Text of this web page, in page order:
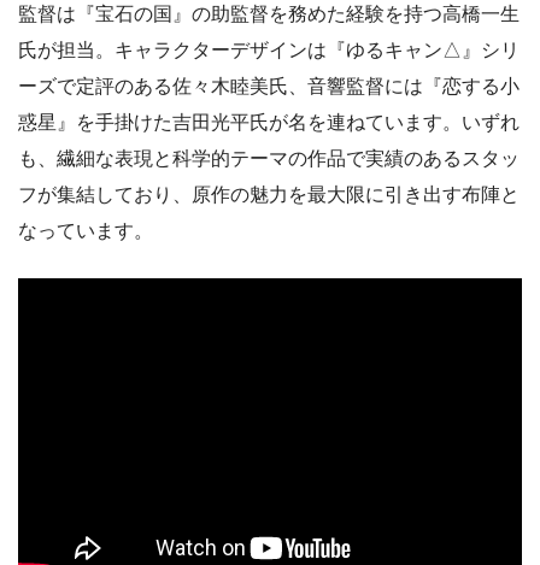
監督は『宝石の国』の助監督を務めた経験を持つ高橋一生
氏が担当。キャラクターデザインは『ゆるキャン△』シリ
ーズで定評のある佐々木睦美氏、音響監督には『恋する小
惑星』を手掛けた吉田光平氏が名を連ねています。いずれ
も、繊細な表現と科学的テーマの作品で実績のあるスタッ
フが集結しており、原作の魅力を最大限に引き出す布陣と
なっています。